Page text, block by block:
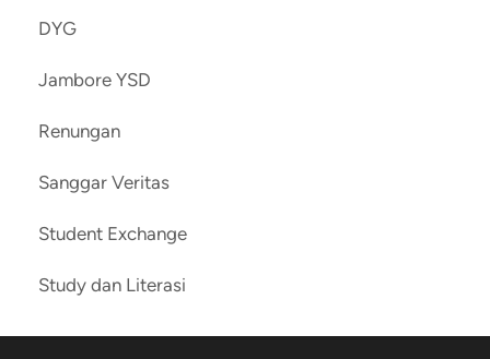
DYG
Jambore YSD
Renungan
Sanggar Veritas
Student Exchange
Study dan Literasi